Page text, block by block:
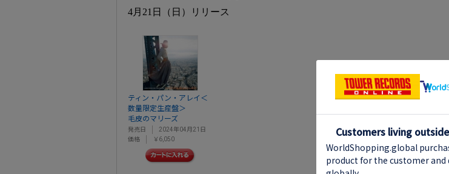
4月21日（日）リリース
ティン・パン・アレイ＜
数量限定生産盤＞
毛皮のマリーズ
発売日
2024年04月21日
価格
￥6,050